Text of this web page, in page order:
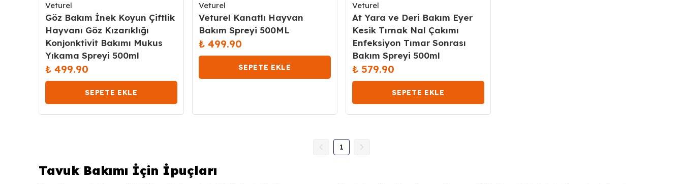
Veturel
Göz Bakım İnek Koyun Çiftlik
Hayvanı Göz Kızarıklığı
Konjonktivit Bakımı Mukus
Yıkama Spreyi 500ml
₺ 499.90
SEPETE EKLE
Veturel
Veturel Kanatlı Hayvan
Bakım Spreyi 500ML
₺ 499.90
SEPETE EKLE
Veturel
At Yara ve Deri Bakım Eyer
Kesik Tırnak Nal Çakımı
Enfeksiyon Tımar Sonrası
Bakım Spreyi 500ml
₺ 579.90
SEPETE EKLE
1
Tavuk Bakımı İçin İpuçları